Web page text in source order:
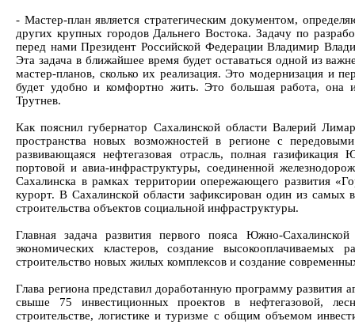
- Мастер-план является стратегическим документом,
других крупных городов Дальнего Востока. Задачу по
перед нами Президент Российской Федерации Владимир
Эта задача в ближайшее время будет оставаться одной из
мастер-планов, сколько их реализация. Это модернизация и
будет удобно и комфортно жить. Это большая работа, она
Трутнев.
Как пояснил губернатор Сахалинской области Валерий
пространства новых возможностей в регионе с
развивающаяся нефтегазовая отрасль, полная
портовой и авиа-инфраструктуры, соединенной
Сахалинска в рамках территории опережающего развития
курорт. В Сахалинской области зафиксирован один из самых
строительства объектов социальной инфраструктуры.
Главная задача развития первого пояса Южно-
экономических кластеров, создание
строительство новых жилых комплексов и создание
Глава региона представил доработанную программу развития
свыше 75 инвестиционных проектов в нефтегазовой,
строительстве, логистике и туризме с общим объемом